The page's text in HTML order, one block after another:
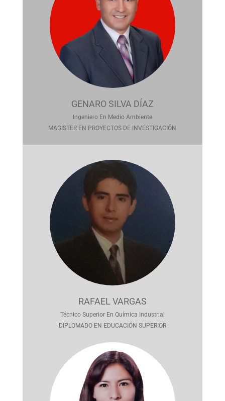
GENARO SILVA DÍAZ
Ingeniero En Medio Ambiente
MAGISTER EN PROYECTOS DE INVESTIGACIÓN
RAFAEL VARGAS
Técnico Superior En Química Industrial
DIPLOMADO EN EDUCACIÓN SUPERIOR